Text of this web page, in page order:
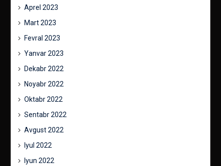
Aprel 2023
Mart 2023
Fevral 2023
Yanvar 2023
Dekabr 2022
Noyabr 2022
Oktabr 2022
Sentabr 2022
Avgust 2022
Iyul 2022
Iyun 2022